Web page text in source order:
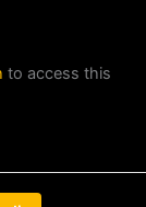
to access this